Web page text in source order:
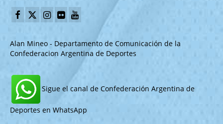
Alan Mineo - Departamento de Comunicación de la
Confederacion Argentina de Deportes
Sigue el canal de Confederación Argentina de
Deportes en WhatsApp